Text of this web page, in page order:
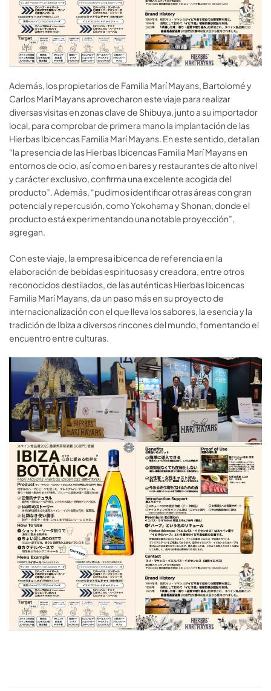
Además, los propietarios de Familia Marí Mayans, Bartolomé y
Carlos Marí Mayans aprovecharon este viaje para realizar
diversas visitas en zonas clave de Shibuya, junto a su importador
local, para comprobar de primera mano la implantación de las
Hierbas Ibicencas Familia Marí Mayans. En este sentido, detallan
“la presencia de las Hierbas Ibicencas Familia Marí Mayans en
entornos de ocio, así como en bares y restaurantes de alto nivel
y carácter exclusivo, confirma una excelente acogida del
producto”. Además, “pudimos identificar otras áreas con gran
potencial y repercusión, como Yokohama y Shonan, donde el
producto está experimentando una notable proyección”,
agregan.
Con este viaje, la empresa ibicenca de referencia en la
elaboración de bebidas espirituosas y creadora, entre otros
reconocidos destilados, de las auténticas Hierbas Ibicencas
Familia Marí Mayans, da un paso más en su proyecto de
internacionalización con el que lleva los sabores, la esencia y la
tradición de Ibiza a diversos rincones del mundo, fomentando el
encuentro entre culturas.